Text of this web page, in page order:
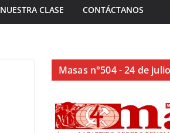
NUESTRA CLASE CONTÁCTANOS
Masas n°504 - 24 de